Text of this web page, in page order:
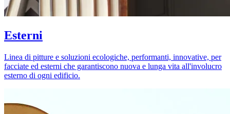
Esterni
Linea di pitture e soluzioni ecologiche, performanti, innovative, per
facciate ed esterni che garantiscono nuova e lunga vita all'involucro
esterno di ogni edificio.